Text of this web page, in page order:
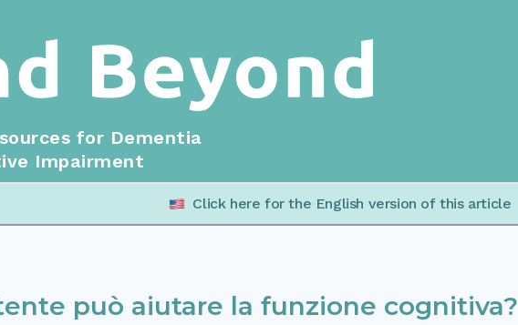
for Dementia
Impairment
Click here for the English version of this article
può aiutare la funzione cognitiva?